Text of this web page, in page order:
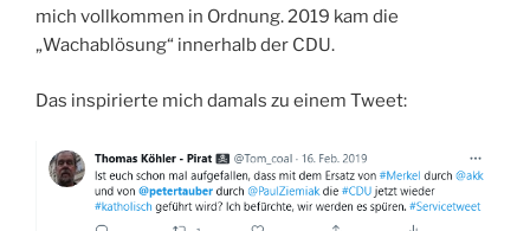
mich vollkommen in Ordnung. 2019 kam die
„Wachablösung“ innerhalb der CDU.
Das inspirierte mich damals zu einem Tweet: